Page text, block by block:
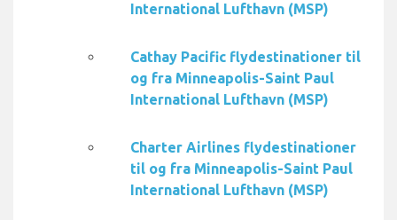
International Lufthavn (MSP)
Cathay Pacific flydestinationer til
og fra Minneapolis-Saint Paul
International Lufthavn (MSP)
Charter Airlines flydestinationer
til og fra Minneapolis-Saint Paul
International Lufthavn (MSP)